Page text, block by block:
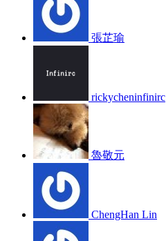
張芷瑜
rickycheninfinirc
魯敬元
ChengHan Lin